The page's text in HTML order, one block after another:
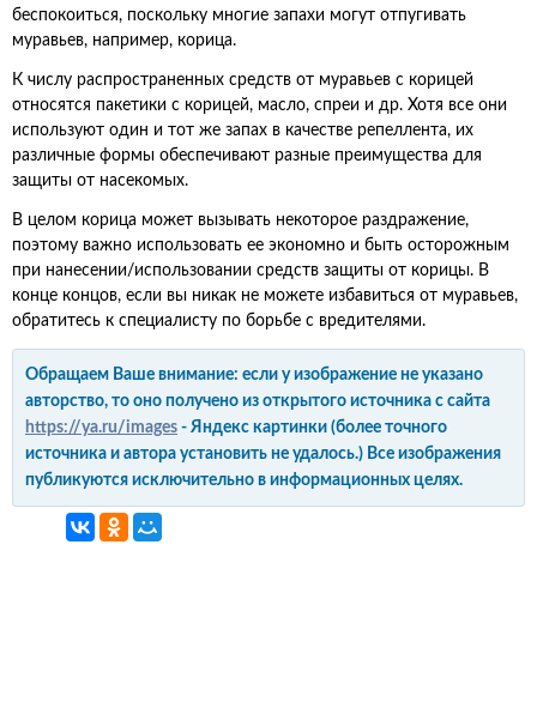
беспокоиться, поскольку многие запахи могут отпугивать
муравьев, например, корица.
К числу распространенных средств от муравьев с корицей
относятся пакетики с корицей, масло, спреи и др. Хотя все они
используют один и тот же запах в качестве репеллента, их
различные формы обеспечивают разные преимущества для
защиты от насекомых.
В целом корица может вызывать некоторое раздражение,
поэтому важно использовать ее экономно и быть осторожным
при нанесении/использовании средств защиты от корицы. В
конце концов, если вы никак не можете избавиться от муравьев,
обратитесь к специалисту по борьбе с вредителями.
Обращаем Ваше внимание: если у изображение не указано
авторство, то оно получено из открытого источника с сайта
https://ya.ru/images - Яндекс картинки (более точного
источника и автора установить не удалось.) Все изображения
публикуются исключительно в информационных целях.